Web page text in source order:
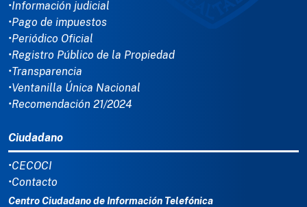
•Información judicial
•Pago de impuestos
•Periódico Oficial
•Registro Público de la Propiedad
•Transparencia
•Ventanilla Única Nacional
•Recomendación 21/2024
Ciudadano
•CECOCI
•Contacto
Centro Ciudadano de Información Telefónica